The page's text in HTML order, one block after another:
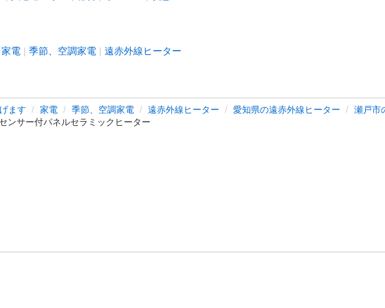
家電 季節、空調家電 遠赤外線ヒーター
ます 家電 季節、空調家電 遠赤外線ヒーター 愛知県の遠赤外線ヒーター
瀬戸市
ンサー付パネルセラミックヒーター